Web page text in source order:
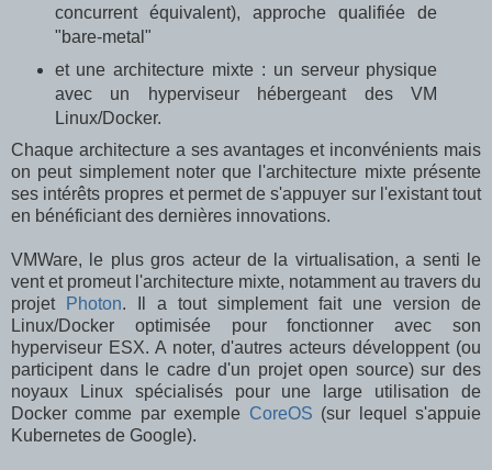
concurrent équivalent), approche qualifiée de
"bare-metal"
et une architecture mixte : un serveur physique
avec un hyperviseur hébergeant des VM
Linux/Docker.
Chaque architecture a ses avantages et inconvénients mais
on peut simplement noter que l'architecture mixte présente
ses intérêts propres et permet de s'appuyer sur l'existant tout
en bénéficiant des dernières innovations.
VMWare, le plus gros acteur de la virtualisation, a senti le
vent et promeut l'architecture mixte, notamment au travers du
projet
Photon. Il a tout simplement fait une version de
Linux/Docker optimisée pour fonctionner avec son
hyperviseur ESX. A noter, d'autres acteurs développent (ou
participent dans le cadre d'un projet open source) sur des
noyaux Linux spécialisés pour une large utilisation de
Docker comme par exemple CoreOS (sur lequel s'appuie
Kubernetes de Google).